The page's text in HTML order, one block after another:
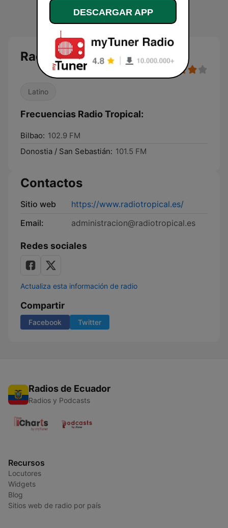
Radio Tropical
Latino
Frecuencias Radio Tropical:
Bilbao: 102.9 FM
Donostia / San Sebastián: 101.5 FM
Contactos
Sitio web
https://www.radiotropical.es/
Email:
administracion@radiotropical.es
Redes sociales
Actualiza esta información de radio
Compartir
Facebook Twitter
Radios de Ecuador
Radios y Podcasts
Recursos
Locutores
Widgets
Blog
Sitios web de radio por país
DESCARGAR APP